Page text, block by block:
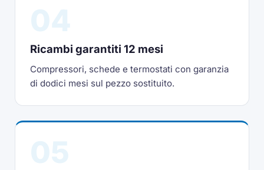
Ricambi garantiti 12 mesi
Compressori, schede e termostati con garanzia
di dodici mesi sul pezzo sostituito.